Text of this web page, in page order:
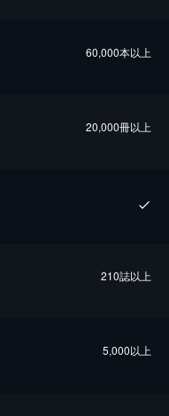
60,000本以上
20,000冊以上
210誌以上
5,000以上